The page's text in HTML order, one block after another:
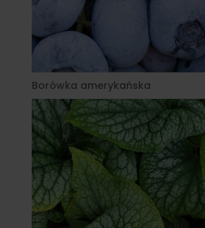
Borówka amerykańska